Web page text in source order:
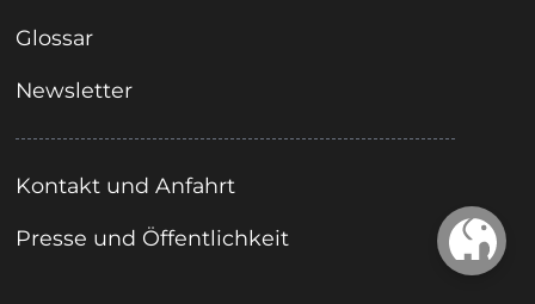
Glossar
Newsletter
Kontakt und Anfahrt
Presse und Öffentlichkeit